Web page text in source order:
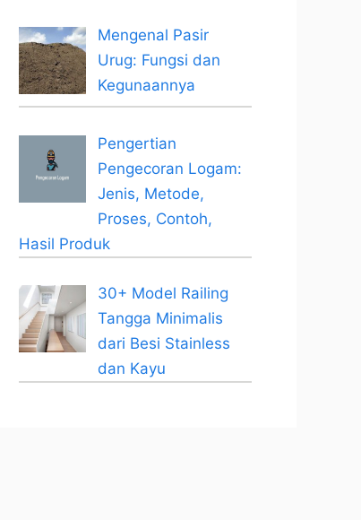
Mengenal Pasir
Urug: Fungsi dan
Kegunaannya
Pengertian
Pengecoran Logam:
Jenis, Metode,
Proses, Contoh,
Hasil Produk
30+ Model Railing
Tangga Minimalis
dari Besi Stainless
dan Kayu